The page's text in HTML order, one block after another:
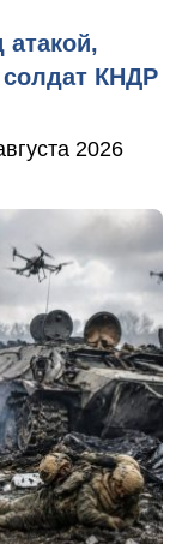
солдат КНДР
2026